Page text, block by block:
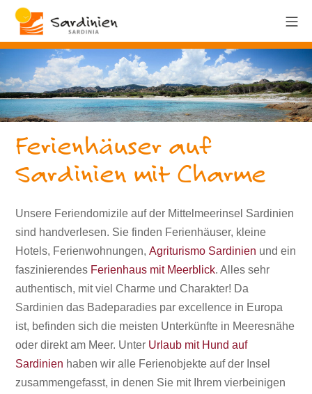
Ferienhäuser auf
Sardinien mit Charme
Unsere Feriendomizile auf der Mittelmeerinsel Sardinien
sind handverlesen. Sie finden Ferienhäuser, kleine
Hotels, Ferienwohnungen,Agriturismo Sardinien und ein
faszinierendes Ferienhaus mit Meerblick. Alles sehr
authentisch, mit viel Charme und Charakter! Da
Sardinien das Badeparadies par excellence in Europa
ist, befinden sich die meisten Unterkünfte in Meeresnähe
oder direkt am Meer. Unter Urlaub mit Hund auf
Sardinien haben wir alle Ferienobjekte auf der Insel
zusammengefasst, in denen Sie mit Ihrem vierbeinigen